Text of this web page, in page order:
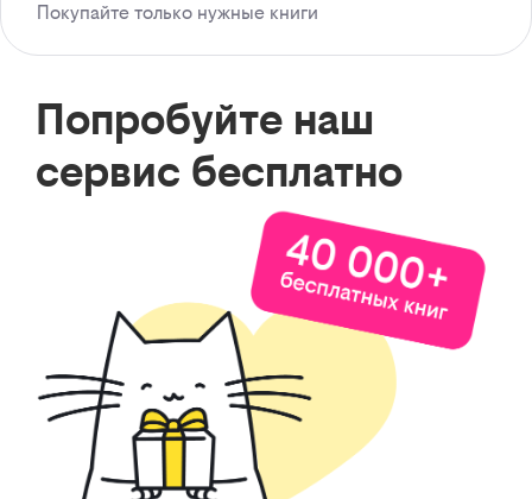
Покупайте только нужные книги
Попробуйте наш
сервис бесплатно